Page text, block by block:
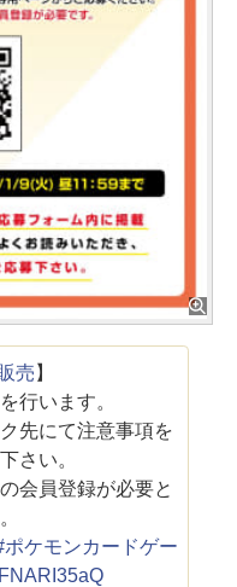
売 】
行います。
先にて注意事項を
さい。
会員登録が必要と
ポケモンカードゲー